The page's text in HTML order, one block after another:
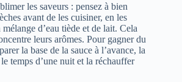
les saveurs : pensez à bien
avant de les cuisiner, en les
d’eau tiède et de lait. Cela
leurs arômes. Pour gagner du
la base de la sauce à l’avance, la
temps d’une nuit et la réchauffer